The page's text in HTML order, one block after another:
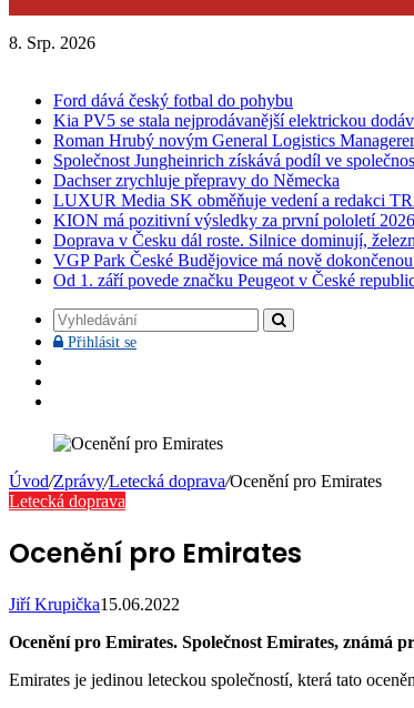
8. Srp. 2026
Ford dává český fotbal do pohybu
Kia PV5 se stala nejprodávanější elektrickou
Roman Hrubý novým General Logistics
Společnost Jungheinrich získává podíl ve
Dachser zrychluje přepravy do Německa
LUXUR Media SK obměňuje vedení a redakci
KION má pozitivní výsledky za první pololetí 2026
Doprava v Česku dál roste. Silnice dominují,
VGP Park České Budějovice má nově
Od 1. září povede značku Peugeot v České
Vyhledávání
Přihlásit sePřihlásit
Úvod/Zprávy/Letecká doprava/Ocenění pro Emirates
Letecká doprava
Ocenění pro Emirates
Jiří Krupička15.06.2022
Ocenění pro Emirates. Společnost Emirates, známá
Emirates je jedinou leteckou společností, která tato